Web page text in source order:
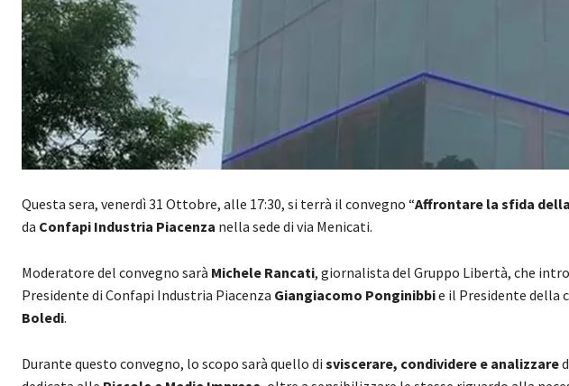
Questa sera, venerdì 31 Ottobre, alle 17:30, si terrà il convegno “Affrontare la sfida
da Confapi Industria Piacenza nella sede di via Menicati.
Moderatore del convegno sarà Michele Rancati, giornalista del Gruppo Libertà, che
Presidente di Confapi Industria Piacenza Giangiacomo Ponginibbie il Presidente della
Boledi.
Durante questo convegno, lo scopo sarà quello di sviscerare, condividere e analizzare